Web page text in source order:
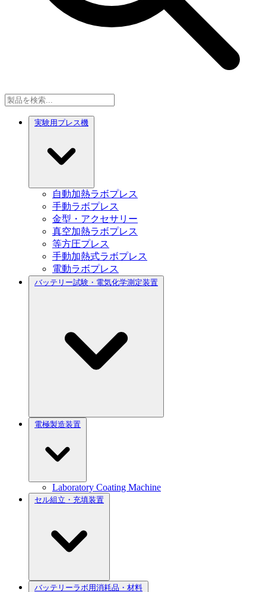
実験用プレス機
自動加熱ラボプレス
手動ラボプレス
金型・アクセサリー
真空加熱ラボプレス
等方圧プレス
手動加熱式ラボプレス
電動ラボプレス
バッテリー試験・電気化学測定装置
電極製造装置
Laboratory Coating Machine
セル組立・充填装置
バッテリーラボ用消耗品・材料